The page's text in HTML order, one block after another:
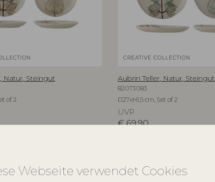
Webseite verwendet Cookies
Natur, Steingut
of 2
CREATIVE COLLECTION
Aubrin Teller, Natur, Steingut
82073083
D27xH1,5 cm, Set of 2
UVP
€69,90
NEU